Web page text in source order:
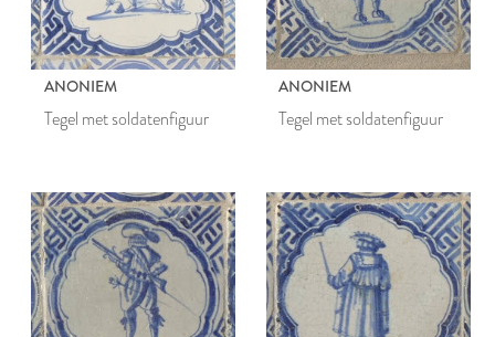
ANONIEM
Tegel met soldatenfiguur
ANONIEM
Tegel met soldatenfiguur